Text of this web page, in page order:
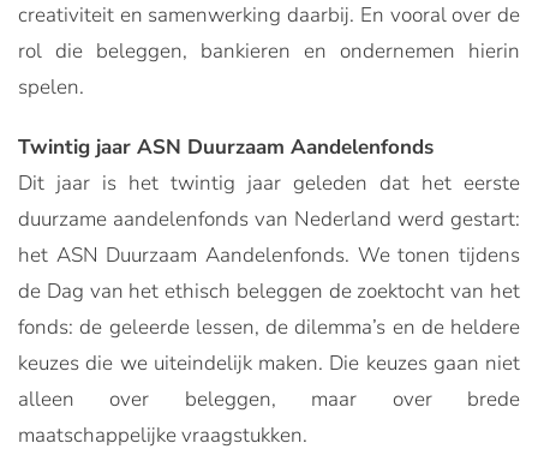
creativiteit en samenwerking daarbij. En vooral over de
rol die beleggen, bankieren en ondernemen hierin
spelen.
Twintig jaar ASN Duurzaam Aandelenfonds
Dit jaar is het twintig jaar geleden dat het eerste
duurzame aandelenfonds van Nederland werd gestart:
het ASN Duurzaam Aandelenfonds. We tonen tijdens
de Dag van het ethisch beleggen de zoektocht van het
fonds: de geleerde lessen, de dilemma’s en de heldere
keuzes die we uiteindelijk maken. Die keuzes gaan niet
alleen over beleggen, maar over brede
maatschappelijke vraagstukken.